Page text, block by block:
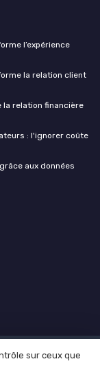
l’expérience
la relation client
relation financière
: l'ignorer coûte
aux données
Grande
sur ceux que